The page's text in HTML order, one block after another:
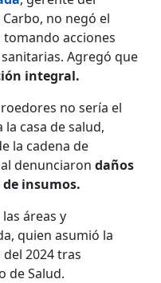
no negó el
acciones
Agregó que
integral.
no sería el
casa de salud,
la cadena de
denunciarondaños
insumos.
áreas y
quien asumió la
2024 tras
de Salud.